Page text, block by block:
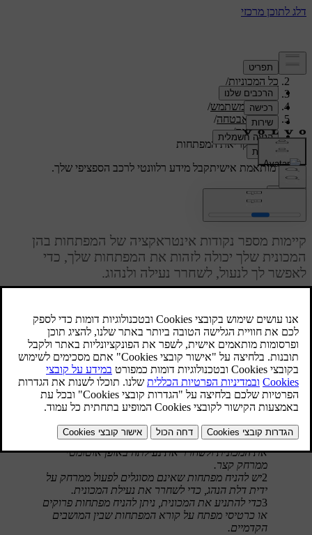
תמיכה/
כל המכוניות/
ES90 2026
/
מדריך למשתמש/
כניסה ואבטחה/
מפתחות/
מיקומי קריאת המפתחות
תמיכה מותאמת אישיתקבל מידע רלוונטי לרכב הספציפי שלך.
מיקומי קריאת המפתחות
קיימות מספר נקודות אינטראקציה של המפתחות בהן
המכונית שלך יכולה לזהות את המפתחות שלך, כדי
לאפשר לך לנעול, לשחרר נעילה ולנהוג.
1המפתחות המסוגלים לפעול ממרחק מאפשרים לך לנעול
את המכונית ולשחרר את נעילתה באופן אוטומטי
ממרחק קצר.
2יש להניח מפתחות שאינם מסוגלים לפעול ממרחק על
ידית דלת הנהג, כדי לשחרר את נעילת המכונית.
3כדי להתניע את המכונית, ניתן להניח מפתחות פרוקים
או כרטיסי מפתח על קורא המפתחות שבין המושבים
הקדמיים.